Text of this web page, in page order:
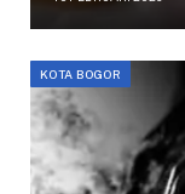
KOTA BOGOR